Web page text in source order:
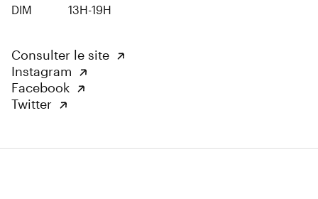
DIM
13H-19H
Consulter le site
Instagram
Facebook
Twitter